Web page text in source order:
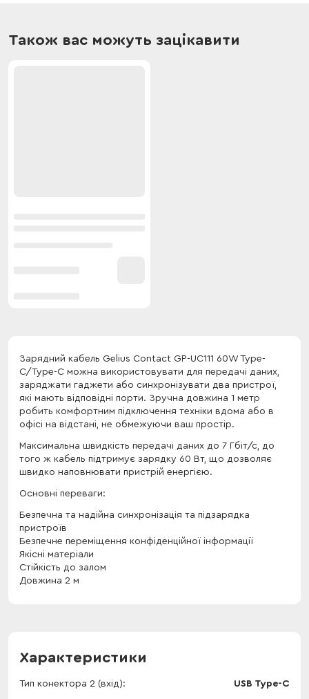
Також вас можуть зацікавити
Зарядний кабель Gelius Contact GP-UC111 60W Type-
C/Type-C можна використовувати для передачі даних,
заряджати гаджети або синхронізувати два пристрої,
які мають відповідні порти. Зручна довжина 1 метр
робить комфортним підключення техніки вдома або в
офісі на відстані, не обмежуючи ваш простір.
Максимальна швидкість передачі даних до 7 Гбіт/с, до
того ж кабель підтримує зарядку 60 Вт, що дозволяє
швидко наповнювати пристрій енергією.
Основні переваги:
Безпечна та надійна синхронізація та підзарядка
пристроїв
Безпечне переміщення конфіденційної інформації
Якісні матеріали
Стійкість до залом
Довжина 2 м
Характеристики
Тип конектора 2 (вхід) USB Type-C